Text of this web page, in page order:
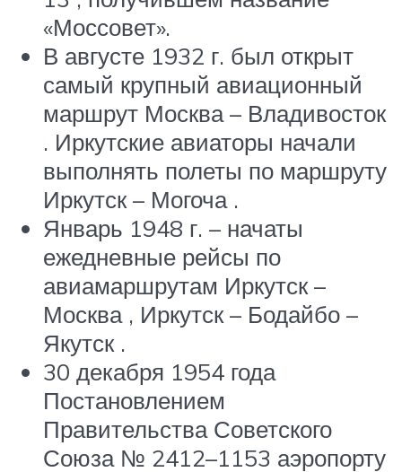
«Моссовет».
В августе 1932 г. был открыт
самый крупный авиационный
маршрут Москва – Владивосток
. Иркутские авиаторы начали
выполнять полеты по маршруту
Иркутск – Могоча .
Январь 1948 г. – начаты
ежедневные рейсы по
авиамаршрутам Иркутск –
Москва , Иркутск – Бодайбо –
Якутск .
30 декабря 1954 года
Постановлением
Правительства Советского
Союза № 2412–1153 аэропорту